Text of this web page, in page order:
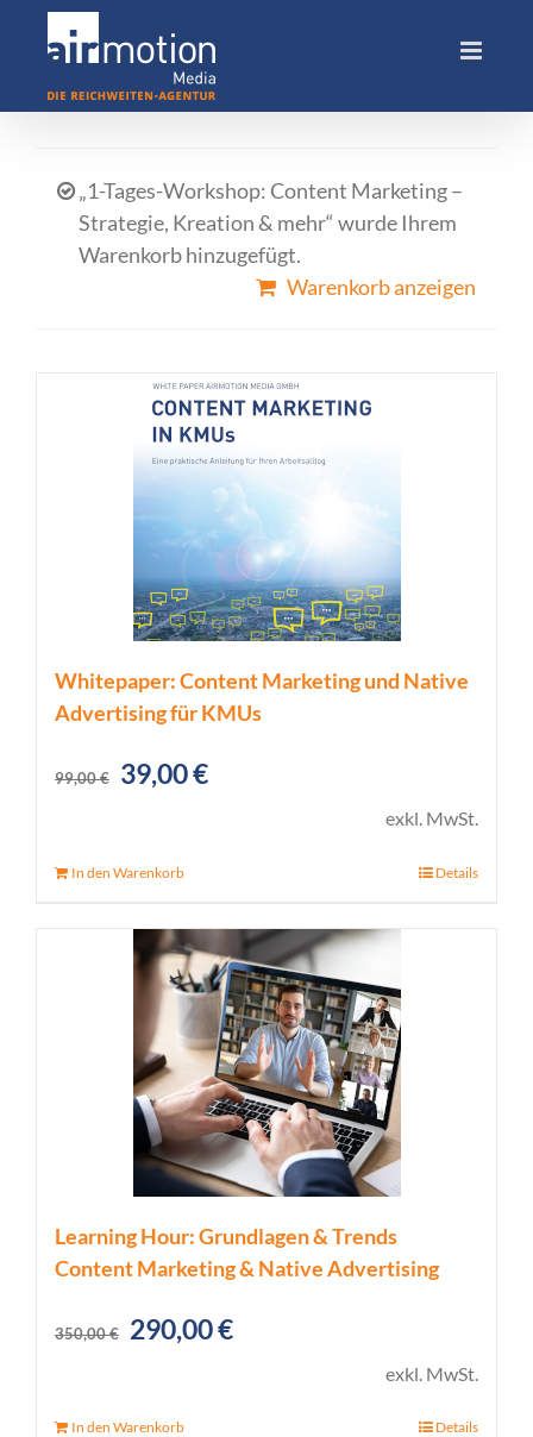
„1-Tages-Workshop: Content Marketing –
Strategie, Kreation & mehr“ wurde Ihrem
Warenkorb hinzugefügt.
Warenkorb anzeigen
Whitepaper: Content Marketing und Native
Advertising für KMUs
99,00€
Ursprünglicher
39,00€Aktueller
exkl. MwSt.
In den Warenkorb Details
Learning Hour: Grundlagen & Trends
Content Marketing & Native Advertising
350,00€
Ursprünglicher
290,00€Aktueller
exkl. MwSt.
In den Warenkorb Details